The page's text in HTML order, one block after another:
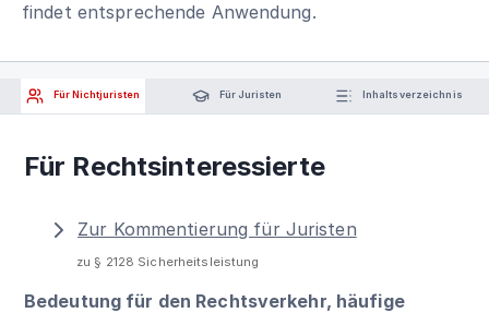
findet entsprechende Anwendung.
Für Nichtjuristen Für Juristen Inhaltsverzeichnis
Für Rechtsinteressierte
Zur Kommentierung für Juristen
zu § 2128 Sicherheitsleistung
Bedeutung für den Rechtsverkehr, häufige